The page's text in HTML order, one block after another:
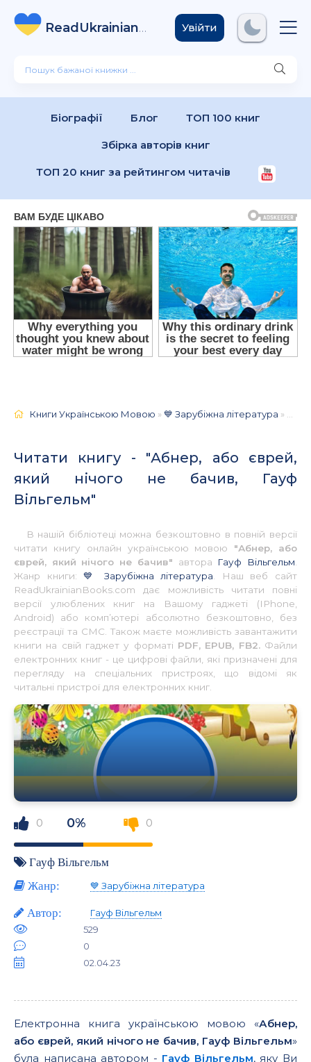
ReadUkrainian
Books .com
Увійти
Біографії Блог ТОП 100 книг
Збірка авторів книг
ТОП 20 книг за рейтингом читачів
Книги Українською Мовою »💙 Зарубіжна література » Абнер, або єврей, який нічого не бачив, Гауф Вільгельм 📚 - Українською
Читати книгу - "Абнер, або єврей,
який нічого не бачив, Гауф
Вільгельм"
В нашій бібліотеці можна безкоштовно в повній версії
читати книгу онлайн українською мовою "Абнер, або
єврей, який нічого не бачив" автора Гауф Вільгельм
Жанр книги:💙 Зарубіжна література . Наш веб сайт
ReadUkrainianBooks.com дає можливість читати повні
версії улюблених книг на Вашому гаджеті (IPhone,
Android) або комп’ютері абсолютно безкоштовно, без
реєстрації та СМС. Також маєте можливість завантажити
книги на свій гаджет у форматі PDF, EPUB, FB2.Файли
електронних книг - це цифрові файли, які призначені для
перегляду на спеціальних пристроях, що відомі як
читальні пристрої для електронних книг.
0 0% 0
Гауф Вільгельм
Жанр:
💙 Зарубіжна література
Автор:
Гауф Вільгельм
529
0
02.04.23
Електронна книга українською мовою «Абнер,
або єврей, який нічого не бачив, Гауф Вільгельм»
була написана автором - Гауф Вільгельм, яку Ви